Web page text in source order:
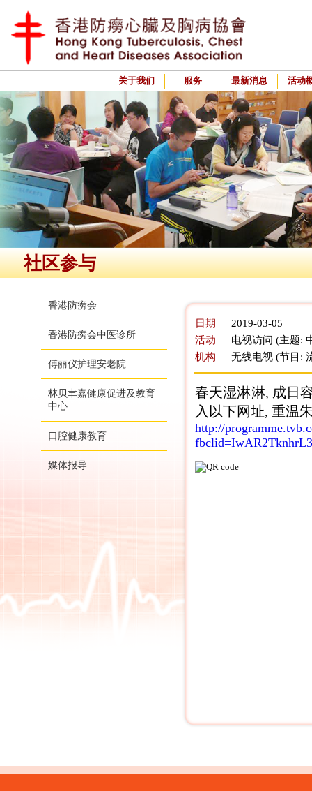
关于我们 服务 最新消息 活动
社区参与
香港防痨会
香港防痨会中医诊所
傅丽仪护理安老院
林贝聿嘉健康促进及教育
中心
口腔健康教育
媒体报导
日期
2019-03-05
活动
电视访问 (主题:
机构
无线电视 (节目:
春天湿淋淋, 成日
入以下网址, 重温
http://